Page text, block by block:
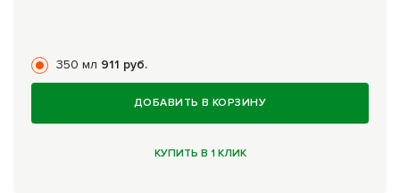
350 мл 911 руб.
ДОБАВИТЬ В КОРЗИНУ
КУПИТЬ В 1 КЛИК